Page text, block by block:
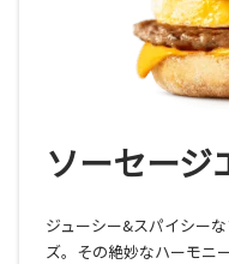
ソーセージ
ジューシー&スパイシー
ズ。その絶妙なハーモニ